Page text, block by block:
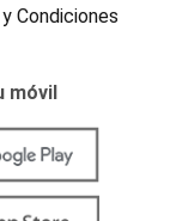
Condiciones
móvil